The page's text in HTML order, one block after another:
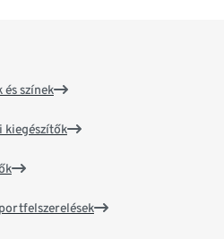
színek
kiegészítők